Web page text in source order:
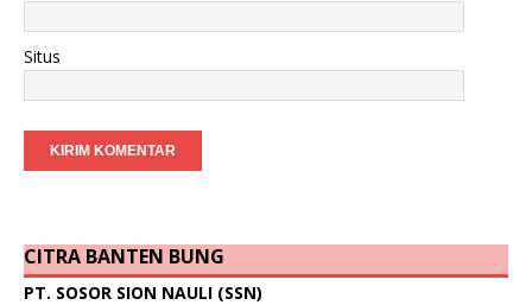
Situs
CITRA BANTEN BUNG
PT. SOSOR SION NAULI (SSN)